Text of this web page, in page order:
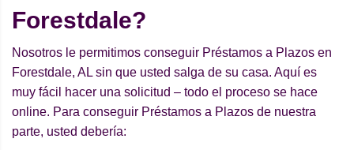
Forestdale?
Nosotros le permitimos conseguir Préstamos a Plazos en
Forestdale, AL sin que usted salga de su casa. Aquí es
muy fácil hacer una solicitud – todo el proceso se hace
online. Para conseguir Préstamos a Plazos de nuestra
parte, usted debería: